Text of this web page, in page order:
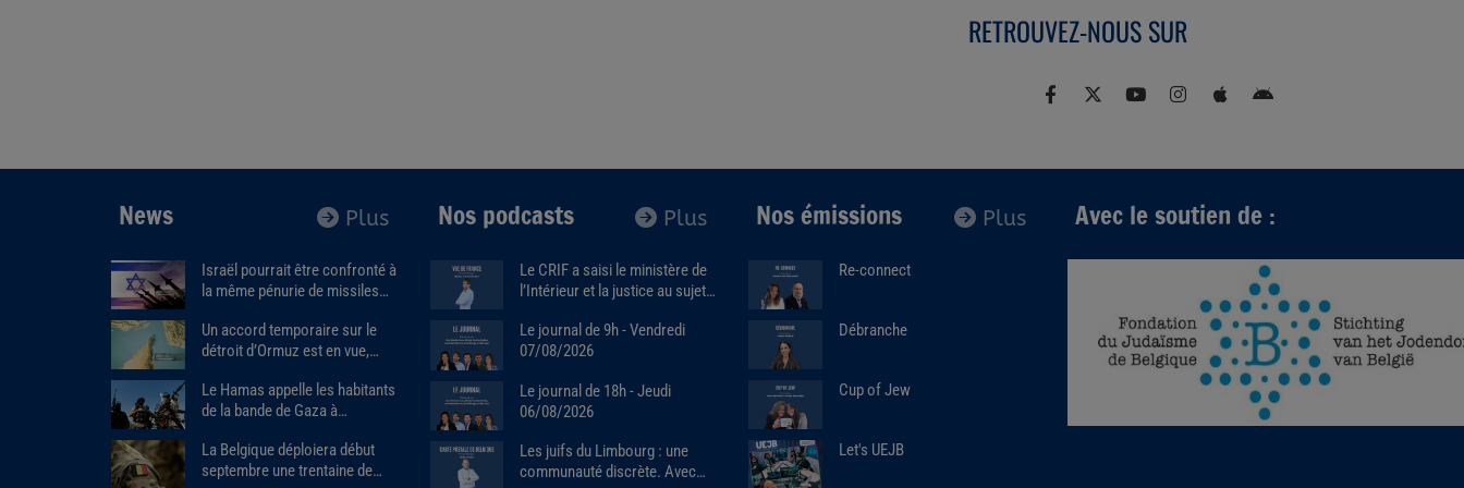
RETROUVEZ-NOUS SUR
Plus
News
Israël pourrait être confronté à
la même pénurie de missiles
Un accord temporaire sur le
détroit d’Ormuz est en vue,
guerre prendra bientôt fin ».
Le Hamas appelle les habitants
de la bande de Gaza à
des milices armées soutenues
par Israël.
La Belgique déploiera début
septembre une trentaine de
Plus
Nos podcasts
Le CRIF a saisi le ministère de
l’Intérieur et la justice au sujet
Robert Ejnes (07/07/2026)
Le journal de 9h - Vendredi
07/08/2026
Le journal de 18h - Jeudi
06/08/2026
Les juifs du Limbourg : une
communauté discrète. Avec
Plus
Nos émissions
Re-connect
Débranche
Cup of Jew
Let's UEJB
Avec le soutien de :